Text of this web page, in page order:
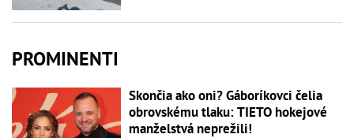
PROMINENTI
Skončia ako oni? Gáboríkovci čelia
obrovskému tlaku: TIETO hokejové
manželstvá neprežili!